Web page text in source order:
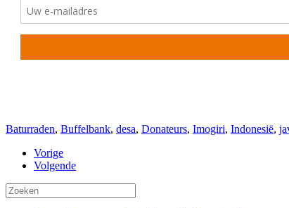
Baturraden, Buffelbank, desa, Donateurs, Imogiri, Indonesië,
Vorige
Volgende